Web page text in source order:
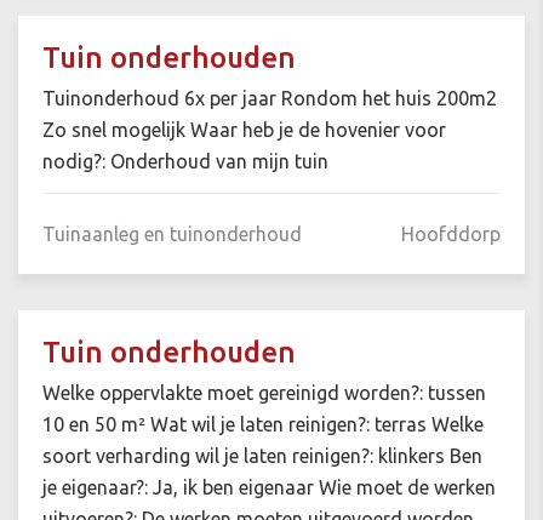
Tuin onderhouden
Tuinonderhoud 6x per jaar Rondom het huis 200m2
Zo snel mogelijk Waar heb je de hovenier voor
nodig?: Onderhoud van mijn tuin
Tuinaanleg en tuinonderhoud Hoofddorp
Tuin onderhouden
Welke oppervlakte moet gereinigd worden?: tussen
10 en 50 m² Wat wil je laten reinigen?: terras Welke
soort verharding wil je laten reinigen?: klinkers Ben
je eigenaar?: Ja, ik ben eigenaar Wie moet de werken